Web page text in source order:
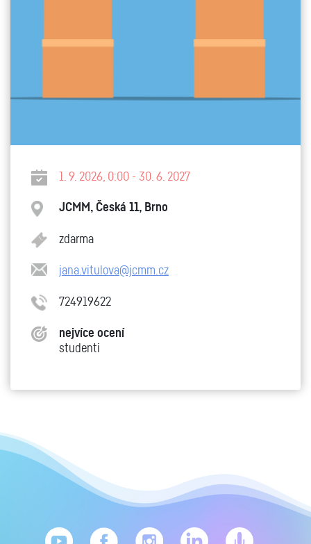
1. 9. 2026, 0:00 - 30. 6. 2027
JCMM, Česká 11, Brno
zdarma
jana.vitulova@jcmm.cz
724919622
nejvíce ocení
studenti